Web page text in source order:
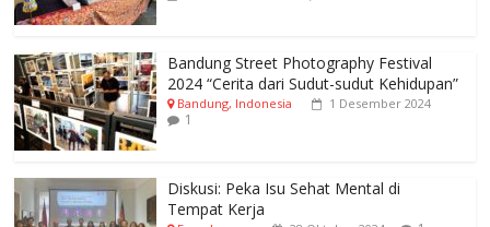
Bandung Street Photography Festival
2024 “Cerita dari Sudut-sudut Kehidupan”
Bandung, Indonesia 1 Desember 2024
1
Diskusi: Peka Isu Sehat Mental di
Tempat Kerja